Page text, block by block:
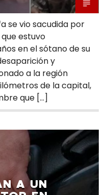
se vio sacudida por
estuvo
en el sótano de su
y
a la región
de la capital,
que […]
A UN